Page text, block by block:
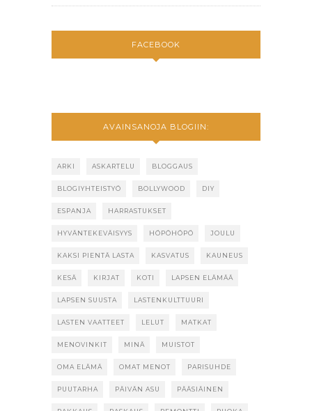
FACEBOOK
AVAINSANOJA BLOGIIN:
ARKI ASKARTELU BLOGGAUS
BLOGIYHTEISTYÖ BOLLYWOOD DIY
ESPANJA HARRASTUKSET
HYVÄNTEKEVÄISYYS HÖPÖHÖPÖ JOULU
KAKSI PIENTÄ LASTA KASVATUS KAUNEUS
KESÄ KIRJAT KOTI LAPSEN ELÄMÄÄ
LAPSEN SUUSTA LASTENKULTTUURI
LASTEN VAATTEET LELUT MATKAT
MENOVINKIT MINÄ MUISTOT
OMA ELÄMÄ OMAT MENOT PARISUHDE
PUUTARHA PÄIVÄN ASU PÄÄSIÄINEN